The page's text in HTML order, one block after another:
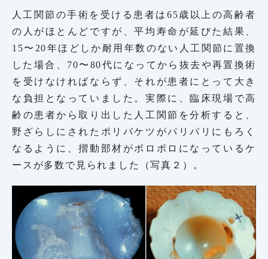
人工関節の手術を受ける患者は65歳以上の高齢者
の人がほとんどですが、平均寿命が延びた結果、
15〜20年ほどしか耐用年数のない人工関節に置換
した場合、70〜80代になってから抜去や再置換術
を受けなければならず、それが患者にとって大き
な負担となっていました。実際に、臨床現場で高
齢の患者から取り出した人工関節を分析すると、
野ざらしにされたポリバケツがパリパリにもろく
なるように、摺動部材がボロボロになっているケ
ースが多数で見られました（写真２）。